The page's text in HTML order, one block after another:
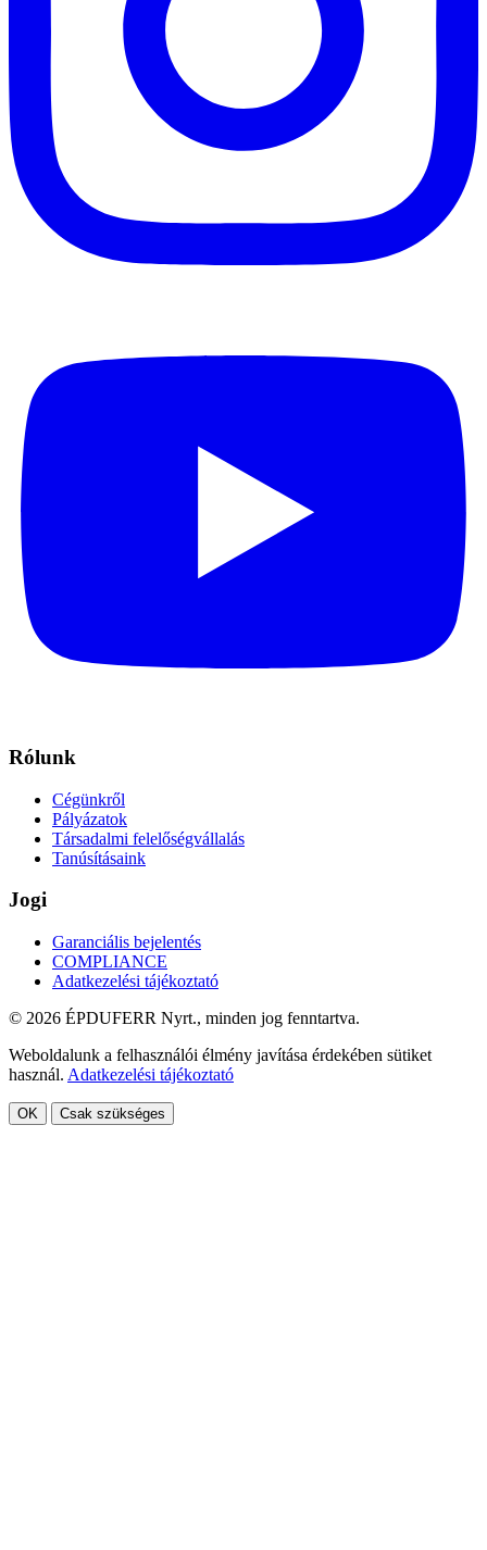
Rólunk
Cégünkről
Pályázatok
Társadalmi felelőségvállalás
Tanúsításaink
Jogi
Garanciális bejelentés
COMPLIANCE
Adatkezelési tájékoztató
© 2026 ÉPDUFERR Nyrt., minden jog fenntartva.
Weboldalunk a felhasználói élmény javítása érdekében sütiket
használ. Adatkezelési tájékoztató
OK Csak szükséges